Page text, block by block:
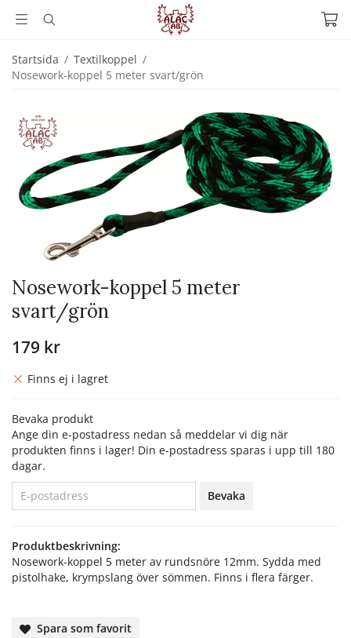
Startsida / Textilkoppel /
Nosework-koppel 5 meter svart/grön
Nosework-koppel 5 meter
svart/grön
179 kr
Finns ej i lagret
Bevaka produkt
Ange din e-postadress nedan så meddelar vi dig när
produkten finns i lager! Din e-postadress sparas i upp till 180
dagar.
Bevaka
Produktbeskrivning:
Nosework-koppel 5 meter av rundsnöre 12mm. Sydda med
pistolhake, krympslang över sömmen. Finns i flera färger.
Spara som favorit